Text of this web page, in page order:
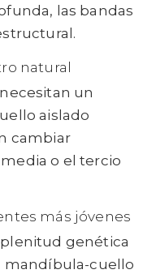
las bandas
natural
un
aislado
cambiar
o el tercio
más jóvenes
genética
mandíbula-cuello